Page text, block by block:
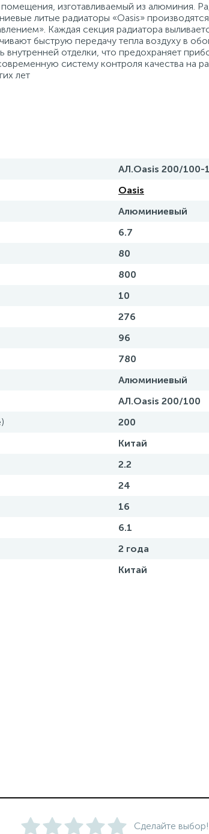
изготавливаемый из алюминия.
литые радиаторы «Oasis»
Каждая секция радиатора
быструю передачу тепла воздуху в
отделки, что предохраняет
систему контроля качества на
лет
АЛ.Oasis 200/100-
Oasis
Алюминиевый
6.7
80
800
10
276
96
780
Алюминиевый
АЛ.Oasis 200/100
200
Китай
2.2
24
16
6.1
2 года
Китай
Сделайте выбор!